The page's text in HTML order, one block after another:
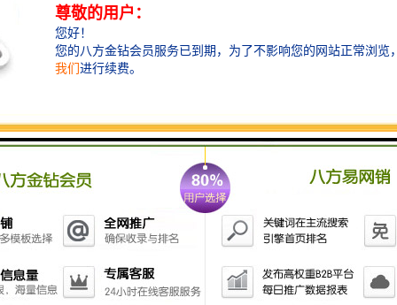
楼高：A座约260m（含幕墙）， B座约200m（含幕墙）
总楼层：A座55层，B座41层
标准层高：4.4-4.5米，净高3米
使用率：70%（整层）
租金：180元/月含税起
物业管理费：35元/㎡/月(含空调)
电梯数：A座21台客梯、2台消防梯；B座14台客梯、1台
空调系统：水冷式中央空调，提供冷却水系统